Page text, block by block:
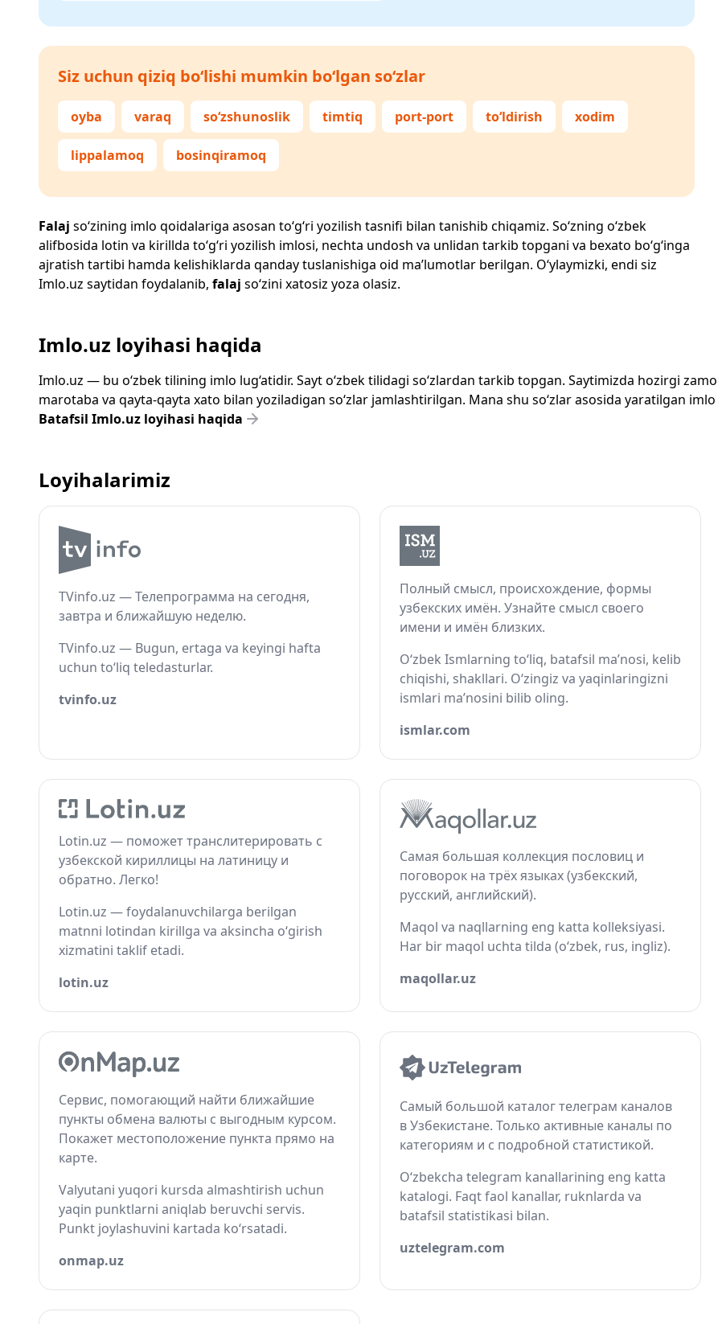
Siz uchun qiziq bo‘lishi mumkin bo‘lgan so‘zlar
oyba varaq so‘zshunoslik timtiq port-port to‘ldirish xodim
lippalamoq bosinqiramoq
Falaj so‘zining imlo qoidalariga asosan to‘g‘ri yozilish tasnifi bilan tanishib chiqamiz. So‘zning o‘zbek
alifbosida lotin va kirillda to‘g‘ri yozilish imlosi, nechta undosh va unlidan tarkib topgani va bexato bo‘g‘inga
ajratish tartibi hamda kelishiklarda qanday tuslanishiga oid ma’lumotlar berilgan. O‘ylaymizki, endi siz
Imlo.uz saytidan foydalanib, falaj so‘zini xatosiz yoza olasiz.
Imlo.uz loyihasi haqida
Imlo.uz — bu o‘zbek tilining imlo lug‘atidir. Sayt o‘zbek tilidagi so‘zlardan tarkib topgan. Saytimizda hozirgi
marotaba va qayta-qayta xato bilan yoziladigan so‘zlar jamlashtirilgan. Mana shu so‘zlar asosida yaratilgan imlo
Batafsil Imlo.uz loyihasi haqida
Loyihalarimiz
TVinfo.uz — Телепрограмма на сегодня,
завтра и ближайшую неделю.
TVinfo.uz — Bugun, ertaga va keyingi hafta
uchun to‘liq teledasturlar.
tvinfo.uz
Полный смысл, происхождение, формы
узбекских имён. Узнайте смысл своего
имени и имён близких.
O‘zbek Ismlarning to‘liq, batafsil ma’nosi, kelib
chiqishi, shakllari. O‘zingiz va yaqinlaringizni
ismlari ma’nosini bilib oling.
ismlar.com
Lotin.uz — поможет транслитерировать с
узбекской кириллицы на латиницу и
обратно. Легко!
Lotin.uz — foydalanuvchilarga berilgan
matnni lotindan kirillga va aksincha o‘girish
xizmatini taklif etadi.
lotin.uz
Самая большая коллекция пословиц и
поговорок на трёх языках (узбекский,
русский, английский).
Maqol va naqllarning eng katta kolleksiyasi.
Har bir maqol uchta tilda (o‘zbek, rus, ingliz).
maqollar.uz
Сервис, помогающий найти ближайшие
пункты обмена валюты с выгодным курсом.
Покажет местоположение пункта прямо на
карте.
Valyutani yuqori kursda almashtirish uchun
yaqin punktlarni aniqlab beruvchi servis.
Punkt joylashuvini kartada ko‘rsatadi.
onmap.uz
Самый большой каталог телеграм каналов
в Узбекистане. Только активные каналы по
категориям и с подробной статистикой.
O‘zbekcha telegram kanallarining eng katta
katalogi. Faqt faol kanallar, ruknlarda va
batafsil statistikasi bilan.
uztelegram.com